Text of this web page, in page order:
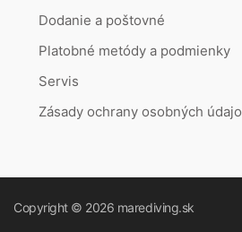
Dodanie a poštovné
Platobné metódy a podmienky
Servis
Zásady ochrany osobných
Copyright © 2026 marediving.sk